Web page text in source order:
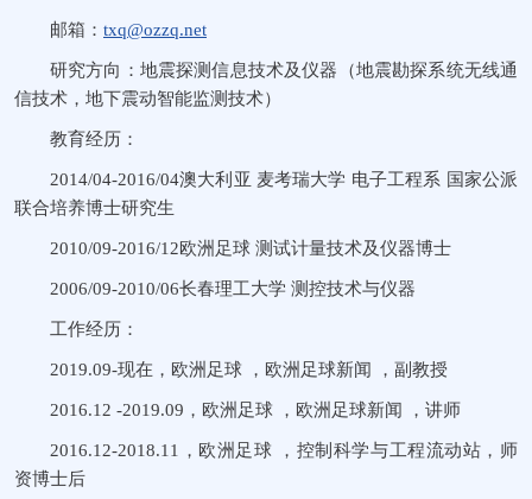
邮箱： txq@ozzq.net
研究方向：地震探测信息技术及仪器（地震勘探系统无线通
信技术，地下震动智能监测技术）
教育经历：
2014/04-2016/04澳大利亚 麦考瑞大学 电子工程系 国家公派
联合培养博士研究生
2010/09-2016/12欧洲足球 测试计量技术及仪器博士
2006/09-2010/06长春理工大学 测控技术与仪器
工作经历：
2019.09-现在，欧洲足球 ，欧洲足球新闻 ，副教授
2016.12 -2019.09，欧洲足球 ，欧洲足球新闻 ，讲师
2016.12-2018.11，欧洲足球 ，控制科学与工程流动站，师
资博士后